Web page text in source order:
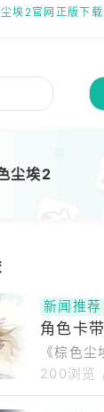
埃2官网正版下
尘埃2
新闻推荐
角色卡
《棕色
装等！由
200浏览